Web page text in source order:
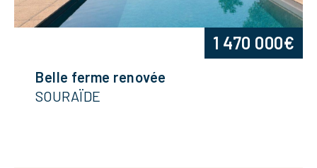
Belle ferme renovée
SOURAÏDE
1 470 000€